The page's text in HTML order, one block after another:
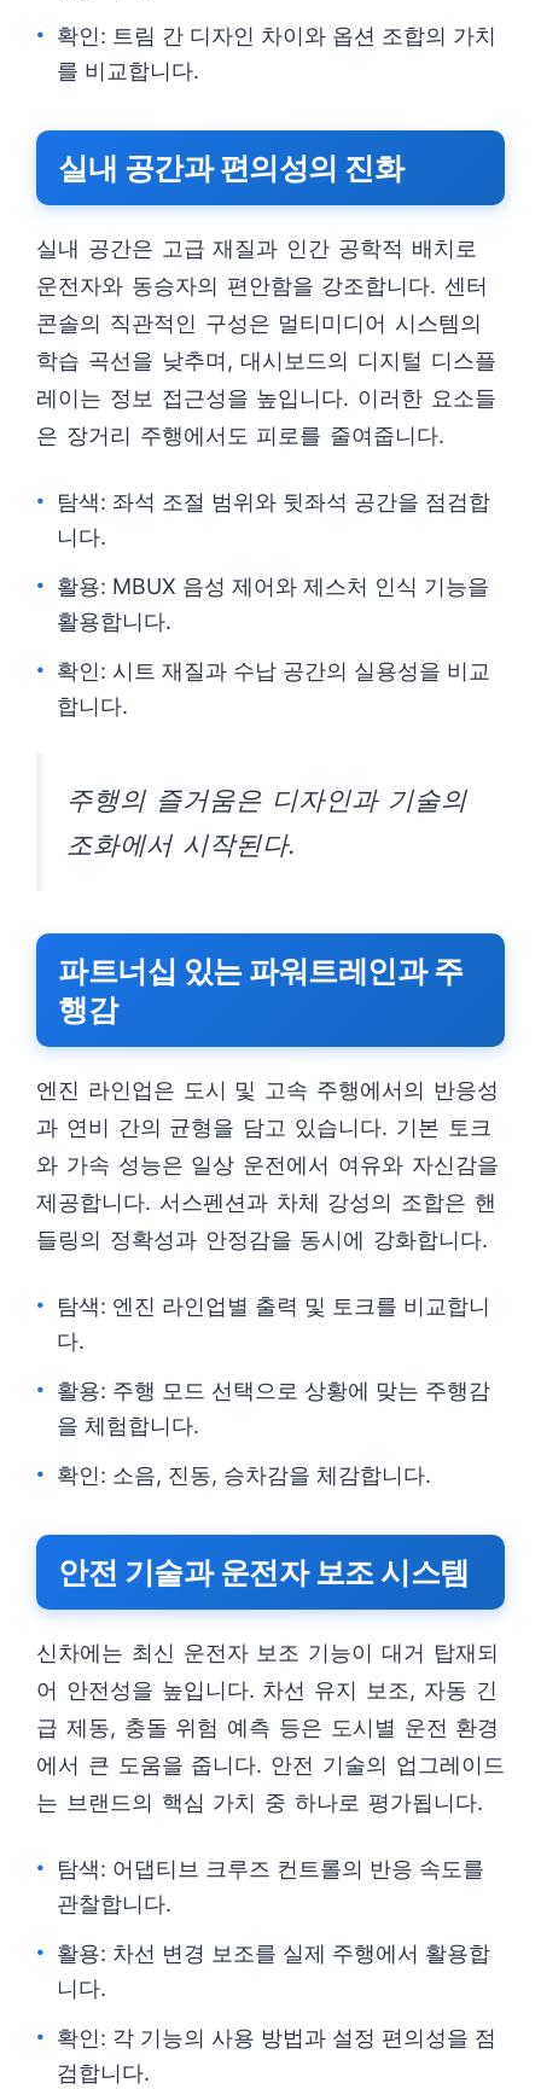
확인: 트림 간 디자인 차이와 옵션 조합의 가치
를 비교합니다.
실내 공간과 편의성의 진화
실내 공간은 고급 재질과 인간 공학적 배치로
운전자와 동승자의 편안함을 강조합니다. 센터
콘솔의 직관적인 구성은 멀티미디어 시스템의
학습 곡선을 낮추며, 대시보드의 디지털 디스플
레이는 정보 접근성을 높입니다. 이러한 요소들
은 장거리 주행에서도 피로를 줄여줍니다.
탐색: 좌석 조절 범위와 뒷좌석 공간을 점검합
니다.
활용: MBUX 음성 제어와 제스처 인식 기능을
활용합니다.
확인: 시트 재질과 수납 공간의 실용성을 비교
합니다.
주행의 즐거움은 디자인과 기술의
조화에서 시작된다.
파트너십 있는 파워트레인과 주
행감
엔진 라인업은 도시 및 고속 주행에서의 반응성
과 연비 간의 균형을 담고 있습니다. 기본 토크
와 가속 성능은 일상 운전에서 여유와 자신감을
제공합니다. 서스펜션과 차체 강성의 조합은 핸
들링의 정확성과 안정감을 동시에 강화합니다.
탐색: 엔진 라인업별 출력 및 토크를 비교합니
다.
활용: 주행 모드 선택으로 상황에 맞는 주행감
을 체험합니다.
확인: 소음, 진동, 승차감을 체감합니다.
안전 기술과 운전자 보조 시스템
신차에는 최신 운전자 보조 기능이 대거 탑재되
어 안전성을 높입니다. 차선 유지 보조, 자동 긴
급 제동, 충돌 위험 예측 등은 도시별 운전 환경
에서 큰 도움을 줍니다. 안전 기술의 업그레이드
는 브랜드의 핵심 가치 중 하나로 평가됩니다.
탐색: 어댑티브 크루즈 컨트롤의 반응 속도를
관찰합니다.
활용: 차선 변경 보조를 실제 주행에서 활용합
니다.
확인: 각 기능의 사용 방법과 설정 편의성을 점
검합니다.